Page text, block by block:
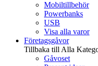
Mobiltillbehör
Powerbanks
USB
Visa alla varor
Företagsgåvor
Tillbaka till Alla
Gåvoset